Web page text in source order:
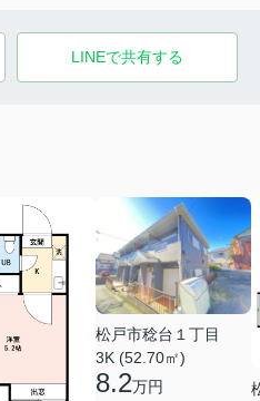
LINEで共有する
松戸市稔台１丁目
3K (52.70㎡)
8.2万円